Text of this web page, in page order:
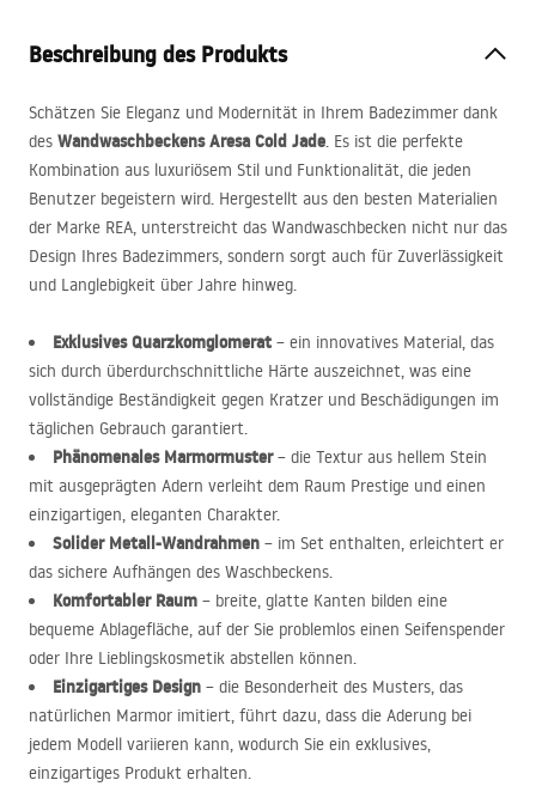
Beschreibung des Produkts
Schätzen Sie Eleganz und Modernität in Ihrem Badezimmer dank
des Wandwaschbeckens Aresa Cold Jade. Es ist die perfekte
Kombination aus luxuriösem Stil und Funktionalität, die jeden
Benutzer begeistern wird. Hergestellt aus den besten Materialien
der Marke REA, unterstreicht das Wandwaschbecken nicht nur das
Design Ihres Badezimmers, sondern sorgt auch für Zuverlässigkeit
und Langlebigkeit über Jahre hinweg.
Exklusives Quarzkomglomerat – ein innovatives Material, das
sich durch überdurchschnittliche Härte auszeichnet, was eine
vollständige Beständigkeit gegen Kratzer und Beschädigungen im
täglichen Gebrauch garantiert.
Phänomenales Marmormuster– die Textur aus hellem Stein
mit ausgeprägten Adern verleiht dem Raum Prestige und einen
einzigartigen, eleganten Charakter.
Solider Metall-Wandrahmen – im Set enthalten, erleichtert er
das sichere Aufhängen des Waschbeckens.
Komfortabler Raum – breite, glatte Kanten bilden eine
bequeme Ablagefläche, auf der Sie problemlos einen Seifenspender
oder Ihre Lieblingskosmetik abstellen können.
Einzigartiges Design – die Besonderheit des Musters, das
natürlichen Marmor imitiert, führt dazu, dass die Aderung bei
jedem Modell variieren kann, wodurch Sie ein exklusives,
einzigartiges Produkt erhalten.